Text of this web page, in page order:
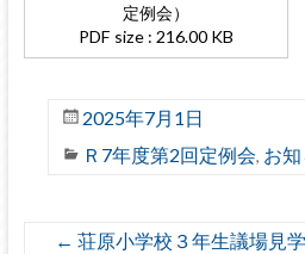
定例会）
PDF size : 216.00 KB
2025年7月1日
Ｒ7年度第2回定例会, お
← 荘原小学校３年生議場見学